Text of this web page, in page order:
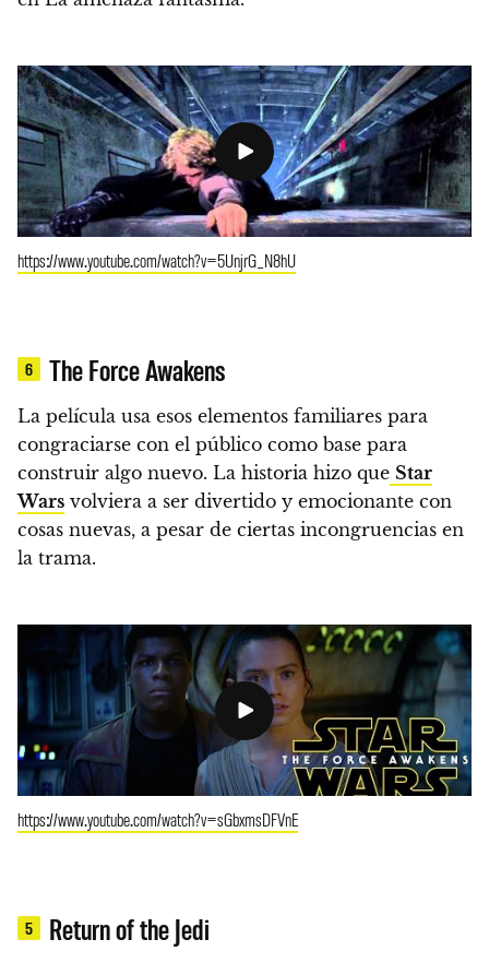
https://www.youtube.com/watch?v=5UnjrG_N8hU
6 The Force Awakens
La película usa esos elementos familiares para
congraciarse con el público como base para
construir algo nuevo. La historia hizo que Star
Wars volviera a ser divertido y emocionante con
cosas nuevas, a pesar de ciertas incongruencias en
la trama.
https://www.youtube.com/watch?v=sGbxmsDFVnE
5 Return of the Jedi